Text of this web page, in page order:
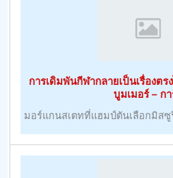
การเดิมพันกีฬากลายเป็นเรื่องต
บูมเมอร์ – กา
มอร์แกนสเตทที่แฮมป์ตันเลือกมิสซู